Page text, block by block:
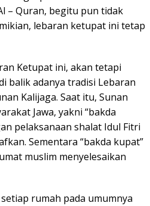
– Quran, begitu pun tidak
lebaran ketupat ini tetap
Ketupat ini, akan tetapi
balik adanya tradisi Lebaran
Kalijaga. Saat itu, Sunan
Jawa, yakni “bakda
pelaksanaan shalat Idul Fitri
Sementara “bakda kupat”
muslim menyelesaikan
rumah pada umumnya